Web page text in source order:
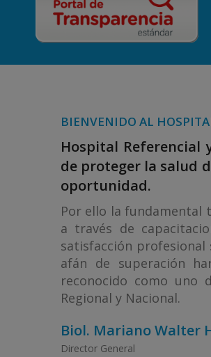
BIENVENIDO AL
Hospital Referencial
de proteger la salud
oportunidad.
Por ello la fundamental
a través de
satisfacción profesional
afán de superación
reconocido como uno
Regional y Nacional.
Biol. Mariano Walter
Director General